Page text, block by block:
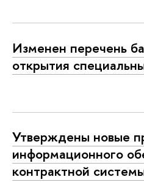
Изменен перечень
открытия
Утверждены новые
информационного
контрактной